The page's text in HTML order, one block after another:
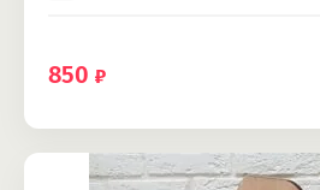
850